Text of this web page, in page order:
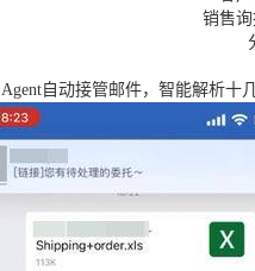
销售
Agent自动接管邮件，智能解析十